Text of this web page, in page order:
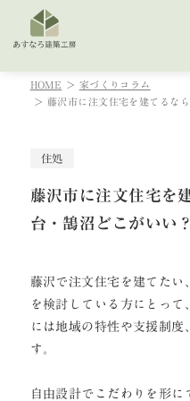
HOME
家づくりコラム
藤沢市に注文住宅を建てるな
住処
藤沢市に注文住宅を
台・鵠沼どこがいい？
藤沢で注文住宅を建てたい
を検討している方にとって
には地域の特性や支援制
す。
自由設計でこだわりを形